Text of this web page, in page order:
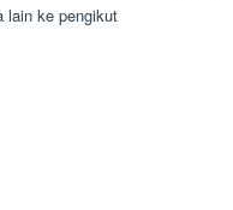
lain ke pengikut